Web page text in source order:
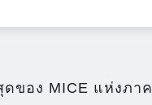
ดของ MICE แห่งภาค